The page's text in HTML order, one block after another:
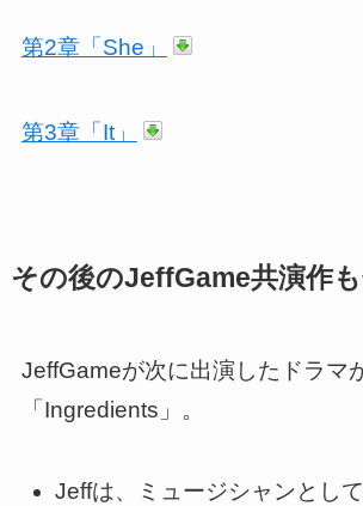
第2章「She」
第3章「It」
その後のJeffGame共演作
JeffGameが次に出演したドラマ
「Ingredients」 。
Jeffは、ミュージシャンとし